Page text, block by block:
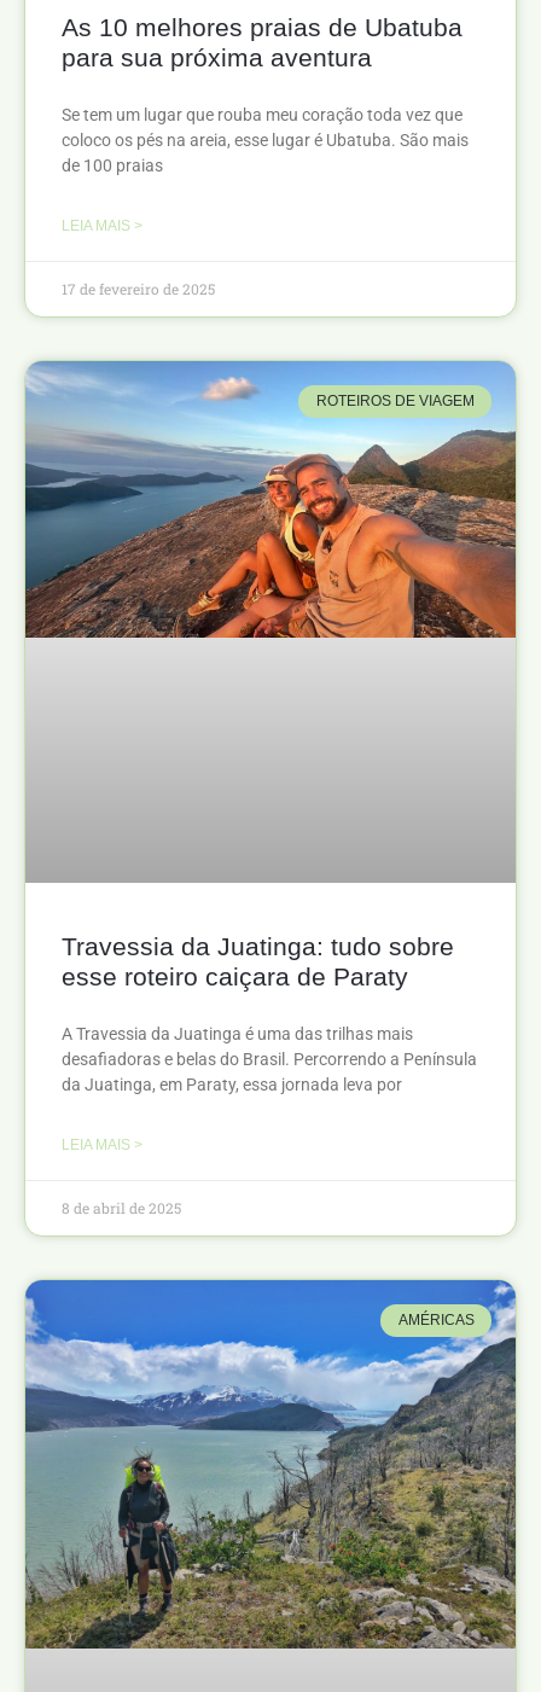
As 10 melhores praias de Ubatuba
para sua próxima aventura
Se tem um lugar que rouba meu coração toda vez que
coloco os pés na areia, esse lugar é Ubatuba. São mais
de 100 praias
LEIA MAIS >
17 de fevereiro de 2025
ROTEIROS DE VIAGEM
Travessia da Juatinga: tudo sobre
esse roteiro caiçara de Paraty
A Travessia da Juatinga é uma das trilhas mais
desafiadoras e belas do Brasil. Percorrendo a Península
da Juatinga, em Paraty, essa jornada leva por
LEIA MAIS >
8 de abril de 2025
AMÉRICAS